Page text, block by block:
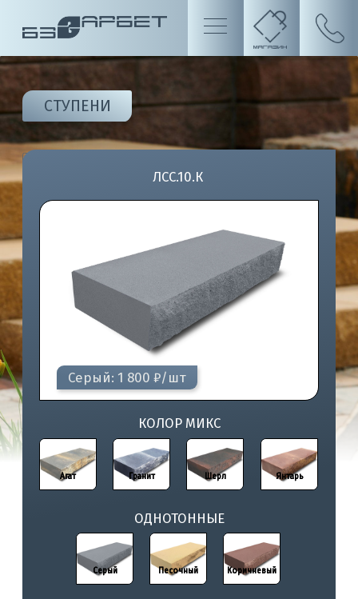
СТУПЕНИ
ЛСС.10.К
Серый
Серый Песочный
Песочный Коричневый
Коричневый
ОДНОТОННЫЕ
Серый: 1 800 ₽/шт
Агат
Агат Шерл
Шерл
Гранит
Гранит
КОЛОР МИКС
Янтарь
Янтарь